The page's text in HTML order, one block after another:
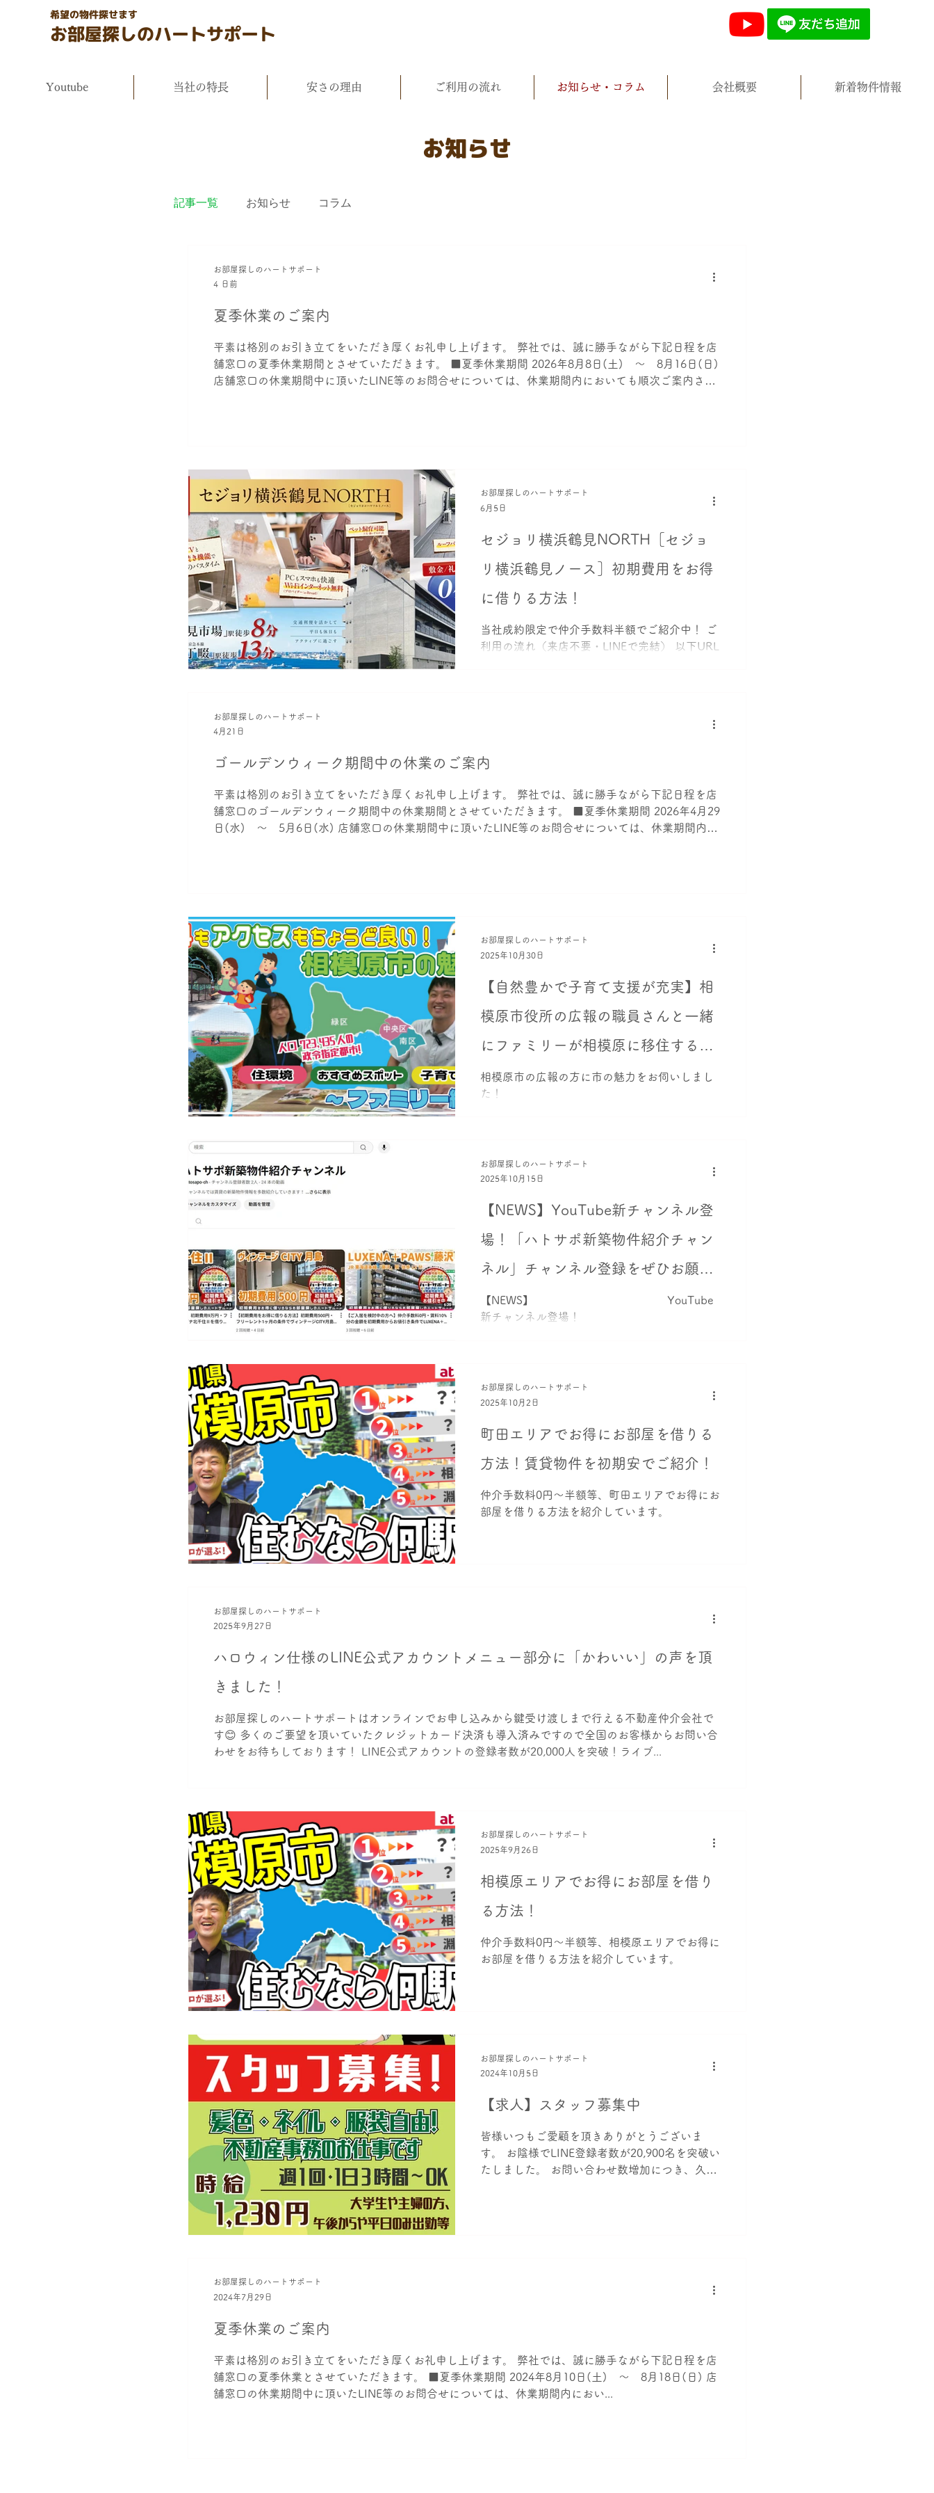
希望の物件探せます
お部屋探しのハートサポート
Youtube 当社の特長 安さの理由 ご利用の流れ お知らせ・コラム 会社概要 新着物件情報
お知らせ
記事一覧 お知らせ コラム
夏季休業のご案内
平素は格別のお引き立てをいただき厚くお礼申し上げます。 弊社では、誠に勝手ながら下記日程を店
舗窓口の夏季休業期間とさせていただきます。 ■夏季休業期間 2026年8月8日(土) ～ 8月16日(日)
店舗窓口の休業期間中に頂いたLINE等のお問合せについては、休業期間内においても順次ご案内させ
お部屋探しのハートサポート
4 日前
セジョリ横浜鶴見NORTH［セジョ
リ横浜鶴見ノース］初期費用をお得
に借りる方法！
当社成約限定で仲介手数料半額でご紹介中！ ご
利用の流れ（来店不要・LINEで完結） 以下URL
お部屋探しをスタートいただけます。 ② 初期費
などを中心にご紹介。 すべてLINEでスムーズに
待ち合わせ／オンライン対応可） ご都合に合わ
せて日時調整のうえご案内します。 遠方の方は
オンライン内見にも対応しており、来店不要で
来店不要でご利用いただけます。 【物件概要】
セジョリ横浜鶴見NORTH［セ
お部屋探しのハートサポート
6月5日
ゴールデンウィーク期間中の休業のご案内
平素は格別のお引き立てをいただき厚くお礼申し上げます。 弊社では、誠に勝手ながら下記日程を店
舗窓口のゴールデンウィーク期間中の休業期間とさせていただきます。 ■夏季休業期間 2026年4月29
日(水) ～ 5月6日(水) 店舗窓口の休業期間中に頂いたLINE等のお問合せについては、休業期間内に
お部屋探しのハートサポート
4月21日
【自然豊かで子育て支援が充実】相
模原市役所の広報の職員さんと一緒
にファミリーが相模原に移住する魅
力について不動産会社のお部屋探し
相模原市の広報の方に市の魅力をお伺いしまし
た！
お部屋探しのハートサポート
2025年10月30日
【NEWS】YouTube新チャンネル登
場！「ハトサポ新築物件紹介チャン
ネル」チャンネル登録をぜひお願い
します！
【NEWS】 YouTube
新チャンネル登場！
お部屋探しのハートサポート
2025年10月15日
町田エリアでお得にお部屋を借りる
方法！賃貸物件を初期安でご紹介！
仲介手数料0円～半額等、町田エリアでお得にお
部屋を借りる方法を紹介しています。
お部屋探しのハートサポート
2025年10月2日
ハロウィン仕様のLINE公式アカウントメニュー部分に「かわいい」の声を頂
きました！
お部屋探しのハートサポートはオンラインでお申し込みから鍵受け渡しまで行える不動産仲介会社で
す😊 多くのご要望を頂いていたクレジットカード決済も導入済みですので全国のお客様からお問い合
わせをお待ちしております！ LINE公式アカウントの登録者数が20,000人を突破！ライブ...
お部屋探しのハートサポート
2025年9月27日
相模原エリアでお得にお部屋を借り
る方法！
仲介手数料0円～半額等、相模原エリアでお得に
お部屋を借りる方法を紹介しています。
お部屋探しのハートサポート
2025年9月26日
【求人】スタッフ募集中
皆様いつもご愛顧を頂きありがとうございま
す。 お陰様でLINE登録者数が20,900名を突破い
たしました。 お問い合わせ数増加につき、久し
FAX:042-730-5105
お部屋探しのハートサポート
2024年10月5日
夏季休業のご案内
平素は格別のお引き立てをいただき厚くお礼申し上げます。 弊社では、誠に勝手ながら下記日程を店
舗窓口の夏季休業とさせていただきます。 ■夏季休業期間 2024年8月10日(土) ～ 8月18日(日) 店
舗窓口の休業期間中に頂いたLINE等のお問合せについては、休業期間内におい...
お部屋探しのハートサポート
2024年7月29日